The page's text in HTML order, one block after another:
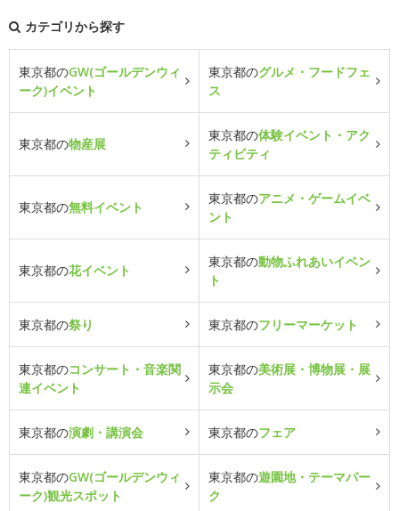
カテゴリから探す
東京都のGW(ゴールデンウィ
ーク)イベント
東京都のグルメ・フードフェ
ス
東京都の物産展
東京都の体験イベント・アク
ティビティ
東京都の無料イベント
東京都のアニメ・ゲームイベ
ント
東京都の花イベント
東京都の動物ふれあいイベン
ト
東京都の祭り 東京都のフリーマーケット
東京都のコンサート・音楽関
連イベント
東京都の美術展・博物展・展
示会
東京都の演劇・講演会 東京都のフェア
東京都のGW(ゴールデンウィ
ーク)観光スポット
東京都の遊園地・テーマパー
ク